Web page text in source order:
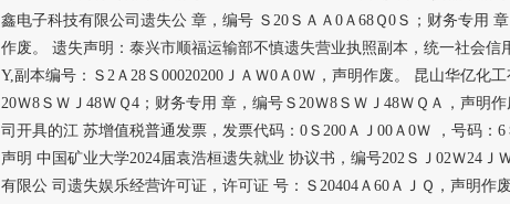
鑫电子科技有限公司遗失公 章，编号 Ｓ20ＳＡＡ0Ａ68Ｑ0Ｓ；财务专用
作废。 遗失声明：泰兴市顺福运输部不慎遗失营业执照副本，统一社会信
Y,副本编号：Ｓ2Ａ28Ｓ00020200ＪＡＷ0Ａ0Ｗ，声明作废。 昆山华亿化
20Ｗ8ＳＷＪ48ＷＱ4；财务专用 章，编号Ｓ20Ｗ8ＳＷＪ48ＷＱＡ，声明
司开具的江 苏增值税普通发票，发票代码：0Ｓ200ＡＪ00Ａ0Ｗ ，号码：
声明 中国矿业大学2024届袁浩桓遗失就业 协议书，编号202ＳＪ02Ｗ24Ｊ
有限公 司遗失娱乐经营许可证，许可证 号：Ｓ20404Ａ60ＡＪＱ，声明作